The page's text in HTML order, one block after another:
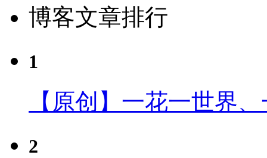
博客文章排行
1
【原创】一花一世界
2